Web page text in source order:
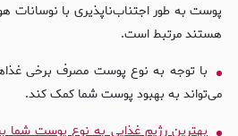
پوست به طور اجتناب‌ناپذیری با نوسانات
هستند مرتبط است.
با توجه به نوع پوست مصرف برخی
می‌تواند به بهبود پوست شما کمک کند.
بهترین رژیم غذایی به نوع پوست شما